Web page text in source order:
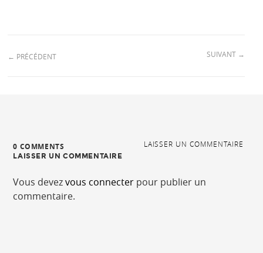
← PRÉCÉDENT SUIVANT →
0 COMMENTS LAISSER UN COMMENTAIRE
LAISSER UN COMMENTAIRE
Vous devezvous connecter pour publier un
commentaire.